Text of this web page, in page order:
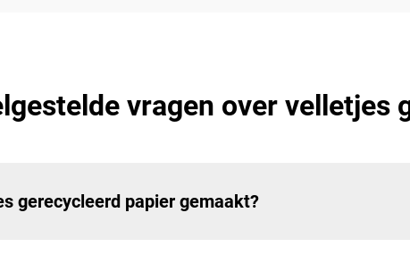
vragen over velletjes
gerecycleerd papier gemaakt?